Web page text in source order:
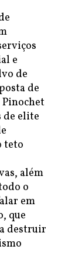
e
de
de
Pinochet
de elite
teto
além
o
em
que
destruir